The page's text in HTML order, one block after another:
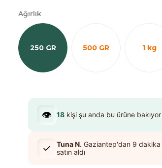
Ağırlık
250 GR 500 GR 1 kg
👁️ 18 kişi şu anda bu ürüne bakıyor
✓ Tuna N. Gaziantep'dan 9 dakika
satın aldı